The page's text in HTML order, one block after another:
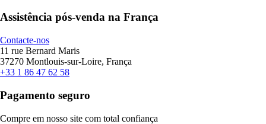
Assistência pós-venda na França
Contacte-nos
11 rue Bernard Maris
37270 Montlouis-sur-Loire, França
+33 1 86 47 62 58
Pagamento seguro
Compre em nosso site com total confiança